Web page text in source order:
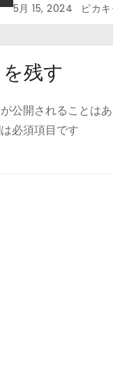
5月 15, 2024 ピカ
残す
公開されることはあ
必須項目です